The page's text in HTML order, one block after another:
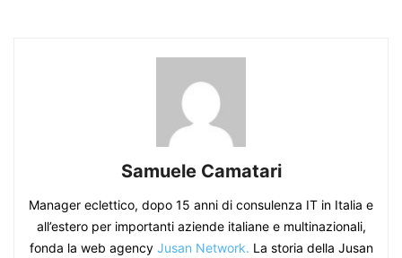
Samuele Camatari
Manager eclettico, dopo 15 anni di consulenza IT in Italia e
all’estero per importanti aziende italiane e multinazionali,
fonda la web agency Jusan Network. La storia della Jusan